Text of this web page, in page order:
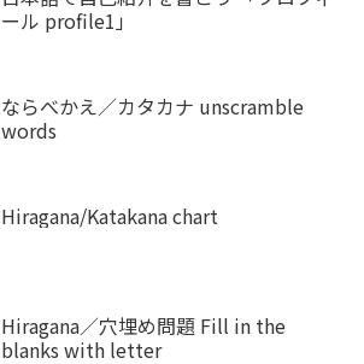
ール profile1」
ならべかえ／カタカナ unscramble
words
Hiragana/Katakana chart
Hiragana／穴埋め問題 Fill in the
blanks with letter